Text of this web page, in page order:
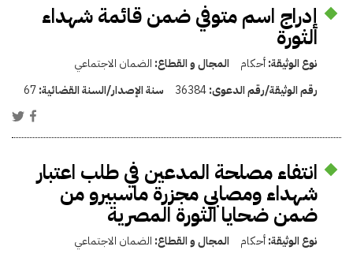
إدراج اسم متوفي ضمن قائمة شهداء
الثورة
نوع الوثيقة:أحكام المجال و القطاع: الضمان الاجتماعي
رقم الوثيقة/رقم الدعوى:36384 سنة الإصدار/السنة القضائية:67
انتفاء مصلحة المدعين في طلب اعتبار
شهداء ومصابي مجزرة ماسبيرو من
ضمن ضحايا الثورة المصرية
نوع الوثيقة:أحكام المجال و القطاع: الضمان الاجتماعي